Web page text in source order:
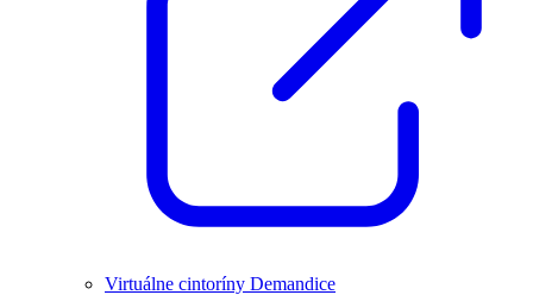
Virtuálne cintoríny Demandice